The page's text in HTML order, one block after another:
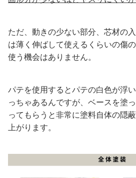
ただ、動きの少ない部分、芯材の
は薄く伸ばして使えるくらいの傷
使う機会はありません。
パテを使用するとパテの白色が浮
っちゃあるんですが、ベースを塗
ってもらうと非常に塗料自体の隠
上がります。